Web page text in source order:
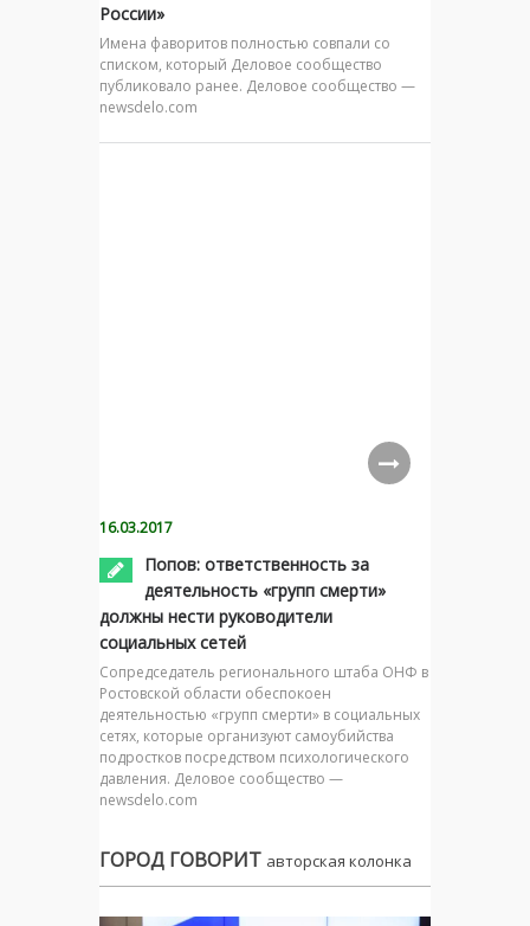
России»
Имена фаворитов полностью совпали со
списком, который Деловое сообщество
публиковало ранее. Деловое сообщество —
newsdelo.com
16.03.2017
Попов: ответственность за
деятельность «групп смерти»
должны нести руководители
социальных сетей
Сопредседатель регионального штаба ОНФ в
Ростовской области обеспокоен
деятельностью «групп смерти» в социальных
сетях, которые организуют самоубийства
подростков посредством психологического
давления. Деловое сообщество —
newsdelo.com
ГОРОД ГОВОРИТ авторская колонка